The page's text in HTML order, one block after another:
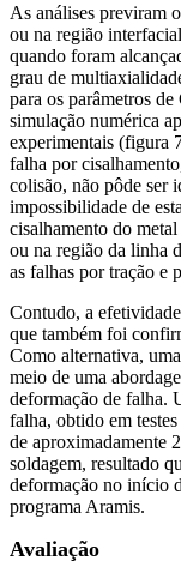
As análises previram
ou na região
quando foram
grau de
para os parâmetros
simulação numérica
experimentais (figura
falha por
colisão, não pôde ser
impossibilidade de
cisalhamento do
ou na região da linha
as falhas por tração e
Contudo, a
que também foi
Como alternativa,
meio de uma
deformação de falha.
falha, obtido em
de aproximadamente
soldagem, resultado
deformação no início
programa Aramis.
Avaliação